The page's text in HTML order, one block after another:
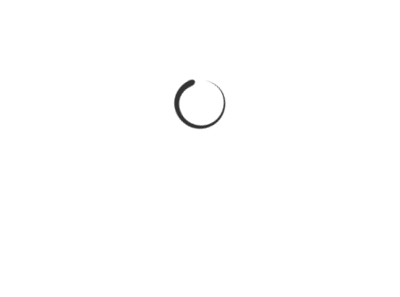
megjelenése